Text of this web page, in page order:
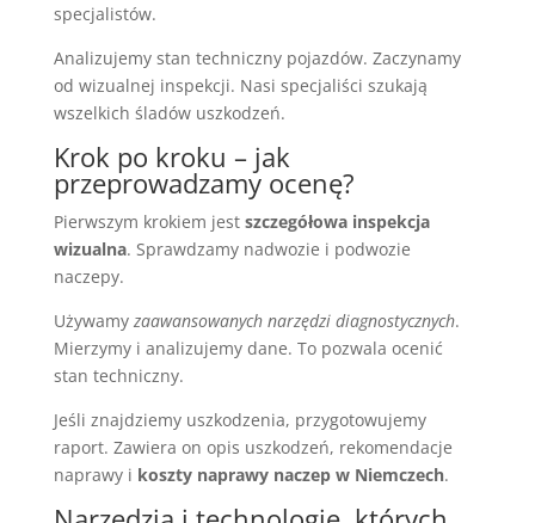
specjalistów.
Analizujemy stan techniczny pojazdów. Zaczynamy
od wizualnej inspekcji. Nasi specjaliści szukają
wszelkich śladów uszkodzeń.
Krok po kroku – jak
przeprowadzamy ocenę?
Pierwszym krokiem jest szczegółowa inspekcja
wizualna. Sprawdzamy nadwozie i podwozie
naczepy.
Używamy zaawansowanych narzędzi diagnostycznych.
Mierzymy i analizujemy dane. To pozwala ocenić
stan techniczny.
Jeśli znajdziemy uszkodzenia, przygotowujemy
raport. Zawiera on opis uszkodzeń, rekomendacje
naprawy i koszty naprawy naczep w Niemczech.